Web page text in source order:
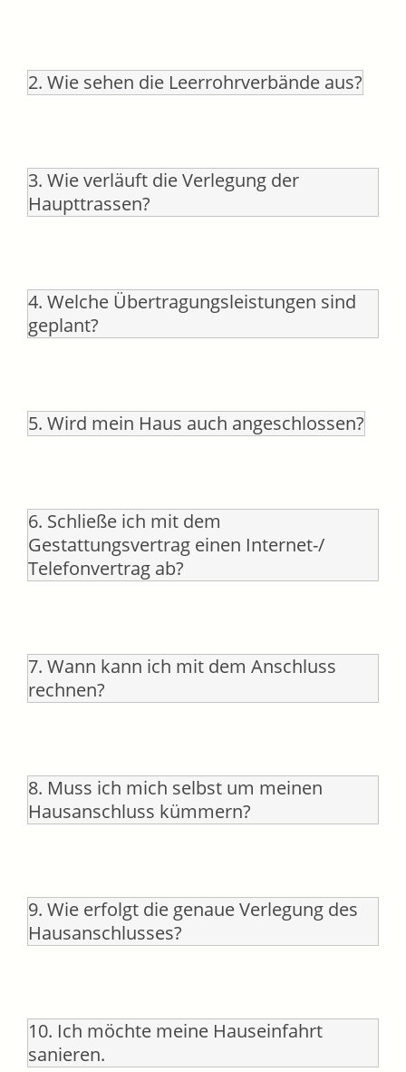
2. Wie sehen die Leerrohrverbände aus?
3. Wie verläuft die Verlegung der
Haupttrassen?
4. Welche Übertragungsleistungen sind
geplant?
5. Wird mein Haus auch angeschlossen?
6. Schließe ich mit dem
Gestattungsvertrag einen Internet-/
Telefonvertrag ab?
7. Wann kann ich mit dem Anschluss
rechnen?
8. Muss ich mich selbst um meinen
Hausanschluss kümmern?
9. Wie erfolgt die genaue Verlegung des
Hausanschlusses?
10. Ich möchte meine Hauseinfahrt
sanieren.